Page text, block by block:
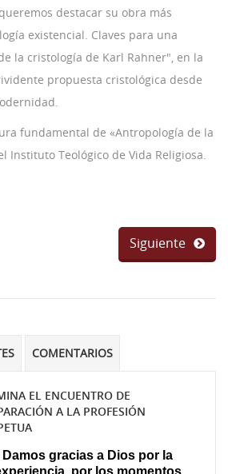
destacar su obra más
existencial. Claves para una
la cristología de Karl Rahner", en la
propuesta cristológica desde
fundamental de «Antropología de la
Instituto Teológico de Vida Religiosa.
Siguiente
COMENTARIOS
EL ENCUENTRO DE
A LA PROFESIÓN
Damos gracias a Dios por la